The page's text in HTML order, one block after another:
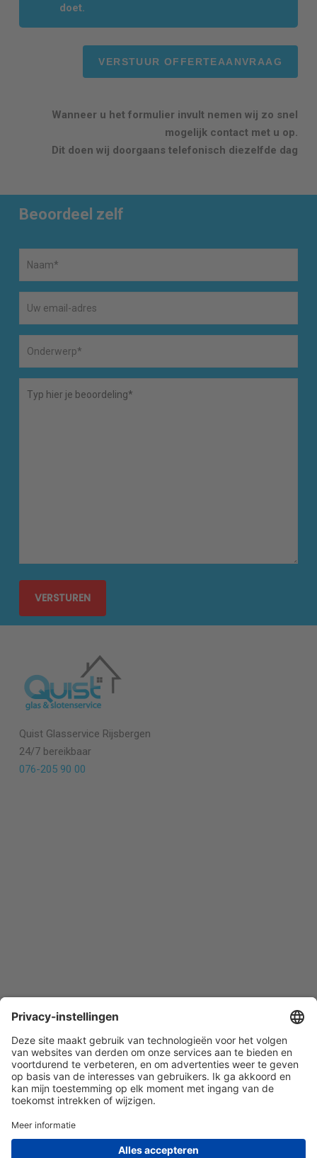
doet.
Wanneer u het formulier invult nemen wij zo snel
mogelijk contact met u op.
Dit doen wij doorgaans telefonisch diezelfde dag
Beoordeel zelf
Quist Glasservice Rijsbergen
24/7 bereikbaar
076-205 90 00